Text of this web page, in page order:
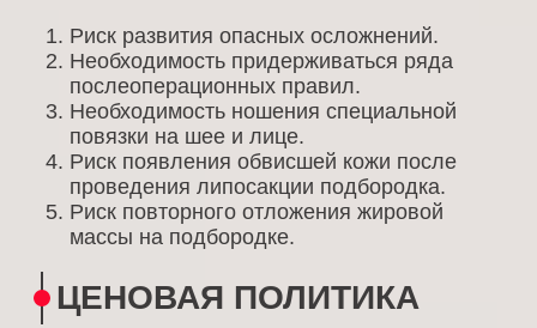
Риск развития опасных осложнений.
Необходимость придерживаться ряда
послеоперационных правил.
Необходимость ношения специальной
повязки на шее и лице.
Риск появления обвисшей кожи после
проведения липосакции подбородка.
Риск повторного отложения жировой
массы на подбородке.
ЦЕНОВАЯ ПОЛИТИКА